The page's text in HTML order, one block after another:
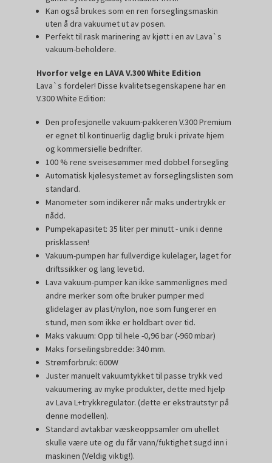
Kan også brukes som en ren forseglingsmaskin
uten å dra vakuumet ut av posen.
Perfekt til rask marinering av kjøtt i en av Lava`s
vakuum-beholdere.
Hvorfor velge en LAVA V.300White Edition
Lava`s fordeler! Disse kvalitetsegenskapene har en
V.300 White Edition:
Den profesjonelle vakuum-pakkeren V.300 Premium
er egnet til kontinuerlig daglig bruk i private hjem
ogkommersielle bedrifter.
100 % rene sveisesømmer med dobbel forsegling
Automatisk kjølesystemet av forseglingslisten som
standard.
Manometer som indikerer når maks undertrykk er
nådd.
Pumpekapasitet: 35 liter per minutt - unik i denne
prisklassen!
Vakuum-pumpen har fullverdige kulelager, laget for
driftssikker og lang levetid.
Lava vakuum-pumper kan ikke sammenlignes med
andre merker som ofte bruker pumper med
glidelager av plast/nylon, noe som fungerer en
stund, men som ikke er holdbart over tid.
Maks vakuum: Opp til hele -0,96 bar (-960 mbar)
Maks forseilingsbredde: 340 mm.
Strømforbruk: 600W
Juster manuelt vakuumtykket til passe trykk ved
vakuumering av myke produkter, dette med hjelp
av Lava L+trykkregulator. (dette er ekstrautstyr på
denne modellen).
Standard avtakbar væskeoppsamler om uhellet
skulle være ute og du får vann/fuktighet sugd inn i
maskinen(Veldig viktig!).